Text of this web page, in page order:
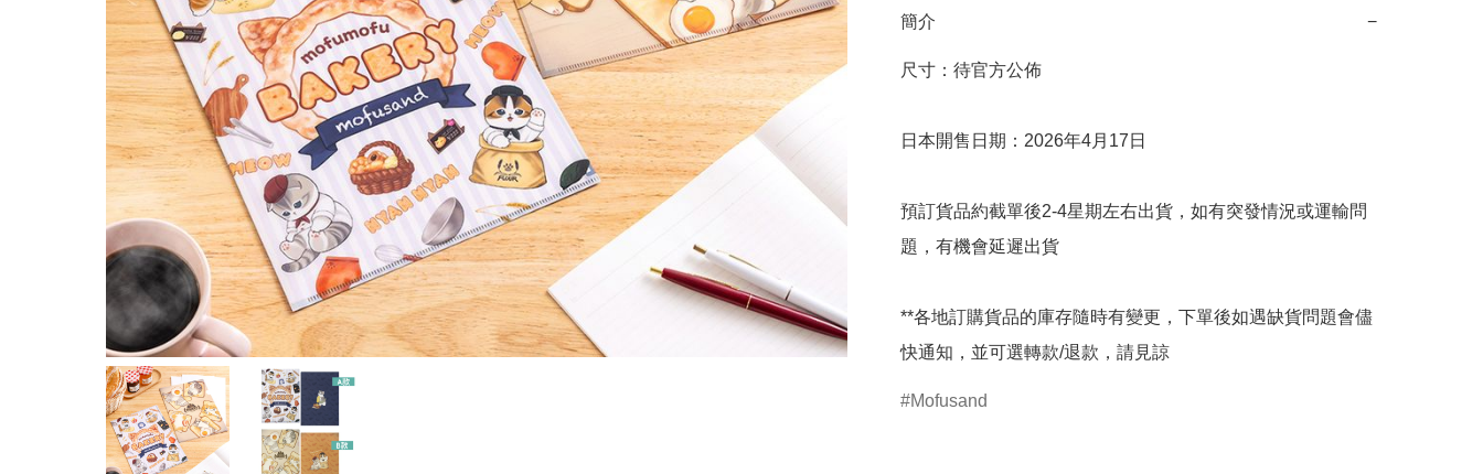
簡介 −
尺寸：待官方公佈
日本開售日期：2026年4月17日
預訂貨品約截單後2-4星期左右出貨，如有突發情況或運輸問
題，有機會延遲出貨
**各地訂購貨品的庫存隨時有變更，下單後如遇缺貨問題會儘
快通知，並可選轉款/退款，請見諒
Mofusand